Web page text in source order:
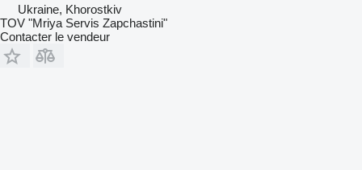
Ukraine, Khorostkiv
TOV "Mriya Servis Zapchastini"
Contacter le vendeur